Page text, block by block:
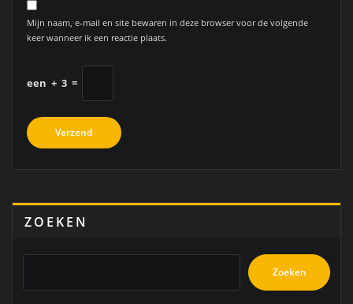
Mijn naam, e-mail en site bewaren in deze browser voor de volgende
keer wanneer ik een reactie plaats.
een + 3 =
ZOEKEN
Zoeken